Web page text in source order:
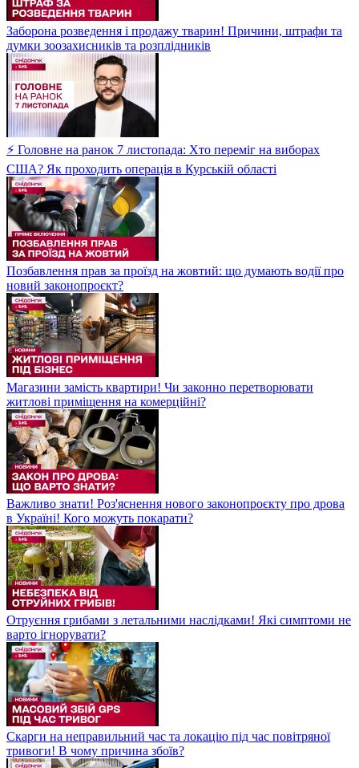
Заборона розведення і продажу тварин! Причини, штрафи та
думки зоозахисників та розплідників
⚡ Головне на ранок 7 листопада: Хто переміг на виборах
США? Як проходить операція в Курській області
Позбавлення прав за проїзд на жовтий: що думають водії про
новий законопроєкт?
Магазини замість квартири! Чи законно перетворювати
житлові приміщення на комерційні?
Важливо знати! Роз'яснення нового законопроєкту про дрова
в Україні! Кого можуть покарати?
Отруєння грибами з летальними наслідками! Які симптоми не
варто ігнорувати?
Скарги на неправильний час та локацію під час повітряної
тривоги! В чому причина збоїв?